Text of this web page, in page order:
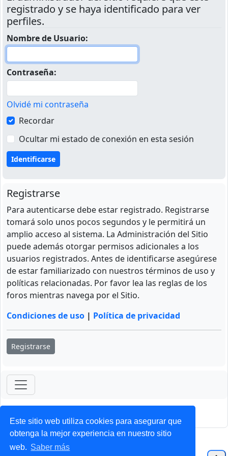
Este sitio web utiliza cookies para asegurar que
obtenga la mejor experiencia en nuestro sitio
web. Saber más
registrado y se haya identificado para ver
perfiles.
Nombre de Usuario:
Contraseña:
Olvidé mi contraseña
Recordar
Ocultar mi estado de conexión en esta sesión
Registrarse
Para autenticarse debe estar registrado. Registrarse
tomará solo unos pocos segundos y le permitirá un
amplio acceso al sistema. La Administración del Sitio
puede además otorgar permisos adicionales a los
usuarios registrados. Antes de identificarse asegúrese
de estar familiarizado con nuestros términos de uso y
políticas relacionadas. Por favor lea las reglas de los
foros mientras navega por el Sitio.
Condiciones de uso | Política de privacidad
Registrarse
ForoClub 2025
Privacidad| Condiciones